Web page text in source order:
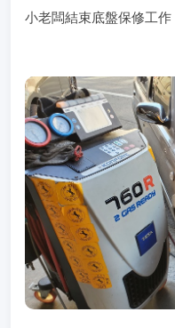
小老闆結束底盤保修工作